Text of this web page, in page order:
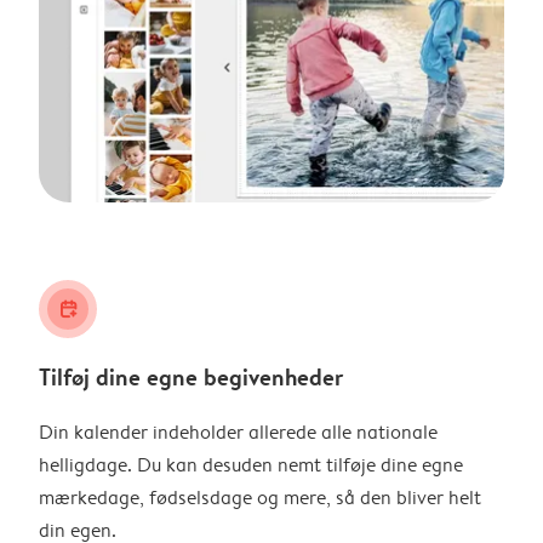
calendar_plus
Tilføj dine egne begivenheder
Din kalender indeholder allerede alle nationale
helligdage. Du kan desuden nemt tilføje dine egne
mærkedage, fødselsdage og mere, så den bliver helt
din egen.